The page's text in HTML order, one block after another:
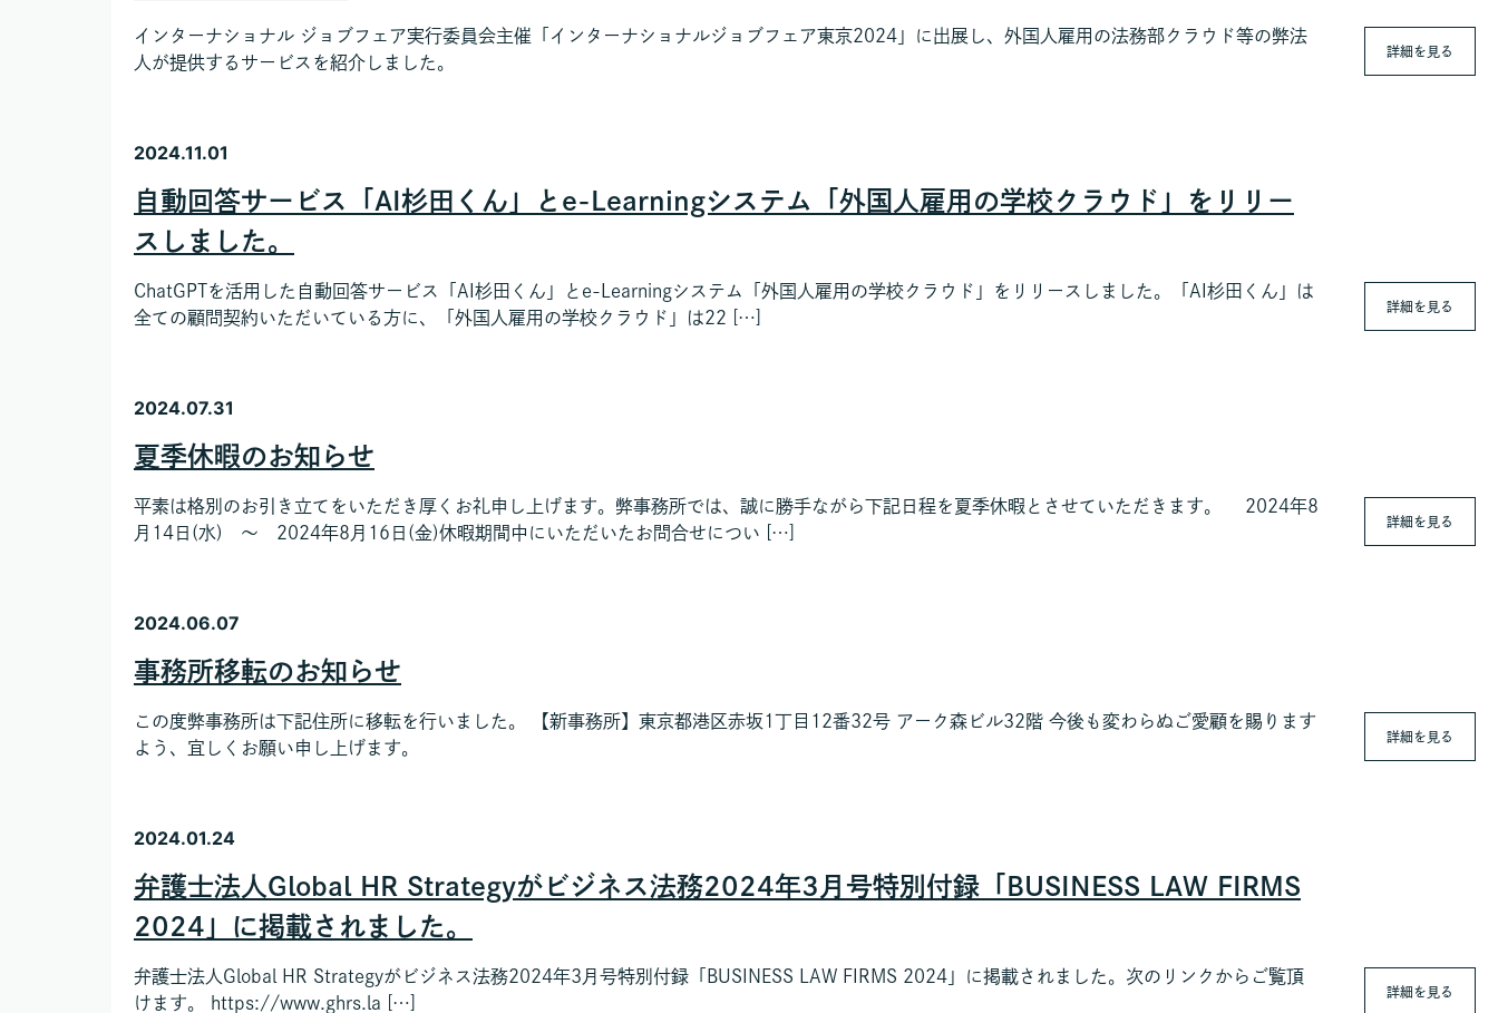
インターナショナル ジョブフェア実行委員会主催「インターナショナルジョブフェア東京2024」に出展し、外国人雇用の法務部クラウド等の弊法
人が提供するサービスを紹介しました。
詳細を見る
2024.11.01
自動回答サービス「AI杉田くん」とe-Learningシステム「外国人雇用の学校クラウド」をリリー
スしました。
ChatGPTを活用した自動回答サービス「AI杉田くん」とe-Learningシステム「外国人雇用の学校クラウド」をリリースしました。「AI杉田くん」は
全ての顧問契約いただいている方に、「外国人雇用の学校クラウド」は22 […]
詳細を見る
2024.07.31
夏季休暇のお知らせ
平素は格別のお引き立てをいただき厚くお礼申し上げます。弊事務所では、誠に勝手ながら下記日程を夏季休暇とさせていただきます。 2024年8
月14日(水) ～ 2024年8月16日(金)休暇期間中にいただいたお問合せについ […]
詳細を見る
2024.06.07
事務所移転のお知らせ
この度弊事務所は下記住所に移転を行いました。 【新事務所】東京都港区赤坂1丁目12番32号 アーク森ビル32階 今後も変わらぬご愛顧を賜ります
よう、宜しくお願い申し上げます。
詳細を見る
2024.01.24
弁護士法人Global HR Strategyがビジネス法務2024年3月号特別付録「BUSINESS LAW FIRMS
2024」に掲載されました。
弁護士法人Global HR Strategyがビジネス法務2024年3月号特別付録「BUSINESS LAW FIRMS 2024」に掲載されました。次のリンクからご覧頂
けます。 https://www.ghrs.la […]
詳細を見る